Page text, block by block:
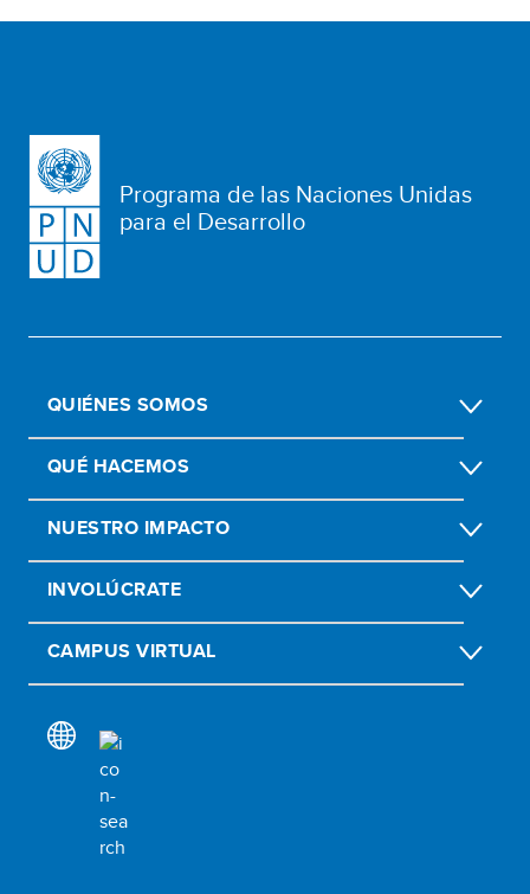
Programa de las Naciones Unidas
para el Desarrollo
QUIÉNES SOMOS
QUÉ HACEMOS
NUESTRO IMPACTO
INVOLÚCRATE
CAMPUS VIRTUAL